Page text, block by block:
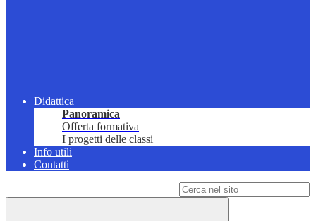
Didattica
Panoramica
Offerta formativa
I progetti delle classi
Info utili
Contatti